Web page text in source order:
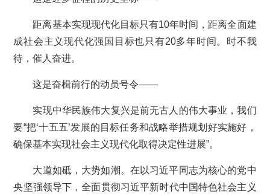
距离基本实现现代化目标只有10年时间，距离全面建
成社会主义现代化强国目标也只有20多年时间。时不我
待，催人奋进。
这是奋楫前行的动员号令——
实现中华民族伟大复兴是前无古人的伟大事业，我们
要“把‘十五五’发展的目标任务和战略举措规划好实施好，
确保基本实现社会主义现代化取得决定性进展”。
大道如砥，大势如潮。在以习近平同志为核心的党中
央坚强领导下，全面贯彻习近平新时代中国特色社会主义